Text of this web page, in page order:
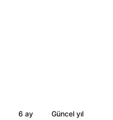
6 ay
Güncel yıl